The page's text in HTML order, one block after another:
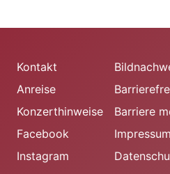
Kontakt
Anreise
Konzerthinweise
Facebook
Instagram
Barriere